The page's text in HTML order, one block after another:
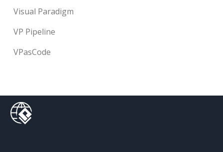
Visual Paradigm
VP Pipeline
VPasCode